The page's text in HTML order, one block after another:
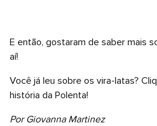
E então, gostaram de saber mais
aí!
Você já leu sobre os vira-latas?
história da Polenta!
Por Giovanna Martinez